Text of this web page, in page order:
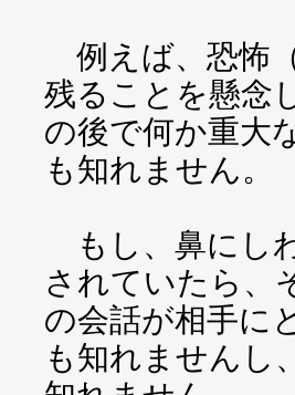
例えば、恐怖
残ることを懸念
の後で何か重大
も知れません。
もし、鼻にし
されていたら、
の会話が相手に
も知れませんし